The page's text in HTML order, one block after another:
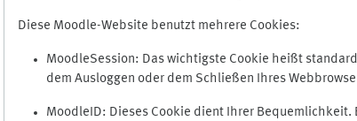
Diese Moodle-Website benutzt mehrere Cookies:
MoodleSession: Das wichtigste Cookie heißt
dem Ausloggen oder dem Schließen Ihres
MoodleID: Dieses Cookie dient Ihrer